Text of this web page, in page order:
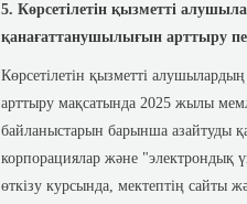
5. Көрсетілетін қызметті
қанағаттанушылығын арттыру
Көрсетілетін қызметті
арттыру мақсатында 2025 жылы
байланыстарын барынша азайтуды
корпорациялар және "электрондық
өткізу курсында, мектептің сайты